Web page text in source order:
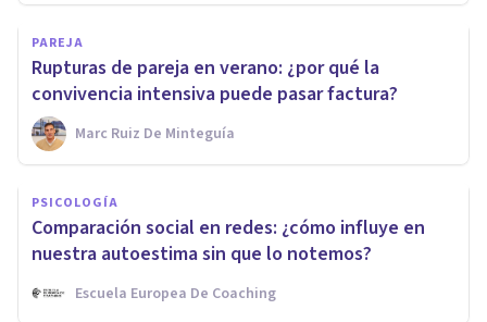
PAREJA
Rupturas de pareja en verano: ¿por qué la
convivencia intensiva puede pasar factura?
Marc Ruiz De Minteguía
PSICOLOGÍA
Comparación social en redes: ¿cómo influye en
nuestra autoestima sin que lo notemos?
Escuela Europea De Coaching